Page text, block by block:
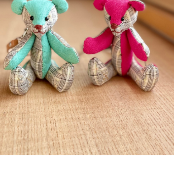
¥4,400
detail